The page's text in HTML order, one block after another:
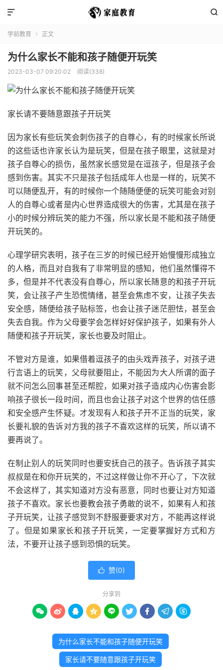


学前教育  正文
为什么家长不能和孩子随便开玩笑
2023-03-07 09:20:02 阅读(338)
家长请不要随意跟孩子开玩笑
因为家长有些玩笑会刺伤孩子的自尊心，有的时候家长所说
的这些话也许家长认为是玩笑，但是在孩子眼里，这就是对
孩子自尊心的损伤，虽然家长感觉是在逗孩子，但是孩子会
感到伤害。其实不只是孩子包括成年人也是一样的，玩笑不
可以随便乱开，有的时候你一个随随便便的玩笑可能会对别
人的自尊心或者是内心世界造成很大的伤害，尤其是在孩子
小的时候分辨玩笑的能力不强，所以家长是不能和孩子随便
开玩笑的。
心理学研究表明，孩子在三岁的时候已经开始慢慢形成独立
的人格，而且对自我有了非常明显的感知，他们虽然懂得不
多，但是并不代表没有自尊心，所以家长随意的和孩子开玩
笑，会让孩子产生恐慌情绪，甚至会焦虑不安，让孩子失去
安全感，随便给孩子贴标签，也会让孩子迷茫胆怯，甚至会
失去自我。作为父母要学会怎样好好保护孩子，如果有外人
随便和孩子开玩笑，家长也要及时阻止。
不管对方是谁，如果借着逗孩子的由头戏弄孩子，对孩子进
行言语上的玩笑，父母就要阻止，不能因为大人所谓的面子
就不问怎么回事甚至还帮腔，如果对孩子造成内心伤害会影
响孩子很长一段时间，而且也会让孩子对这个世界的信任感
和安全感产生怀疑。才发现有人和孩子开不正当的玩笑，家
长要礼貌的告诉对方我的孩子不喜欢这样的玩笑，所以请不
要再说了。
在制止别人的玩笑同时也要安抚自己的孩子。告诉孩子其实
叔叔是在和你开玩笑的，不过这样做让你不开心了，下次就
不会这样了，其实知道对方没有恶意，同时也要让对方知道
孩子不喜欢。家长也要教会孩子勇敢的说不，如果有人和孩
子开玩笑，让孩子感觉到不舒服要要求对方，不能再这样说
了。但是如果家长和孩子开玩笑，一定要掌握好方式和方
法，不要开让孩子感到恐惧的玩笑。
 赞(0)
分享到
        
为什么家长不能和孩子随便开玩笑
家长请不要随意跟孩子开玩笑